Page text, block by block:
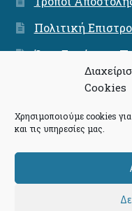
Cookies
Χρησιμοποιούμε cookies
και τις υπηρεσίες μας.
Πολιτική
Όροι Εγγύησης
Ασφάλεια
© Community - The
Πολιτική Απορρήτου